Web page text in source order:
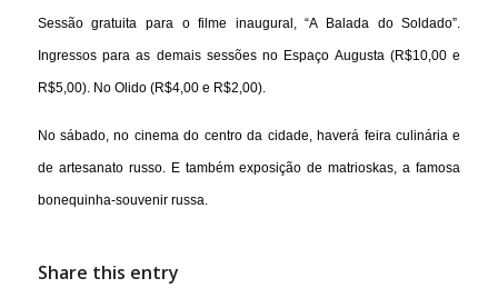
Sessão gratuita para o filme inaugural, “A Balada do Soldado”.
Ingressos para as demais sessões no Espaço Augusta (R$10,00 e
R$5,00). No Olido (R$4,00 e R$2,00).
No sábado, no cinema do centro da cidade, haverá feira culinária e
de artesanato russo. E também exposição de matrioskas, a famosa
bonequinha-souvenir russa.
Share this entry